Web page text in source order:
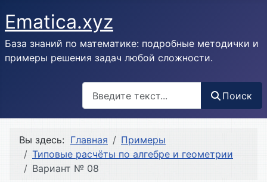
Ematica.xyz
База знаний по математике: подробные методички и
примеры решения задач любой сложности.
Поиск
Вы здесь: Главная
Примеры
Типовые расчёты по алгебре и геометрии
Вариант № 08